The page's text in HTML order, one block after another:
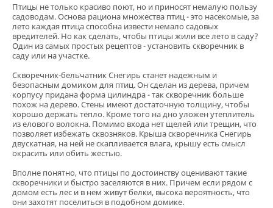
Птицы не только красиво поют, но и приносят немалую пользу
садоводам. Основа рациона множества птиц - это насекомые, за
лето каждая птица способна извести немало садовых
вредителей. Но как сделать, чтобы птицы жили все лето в саду?
Один из самых простых рецептов - установить скворечник в
саду или на участке.
Скворечник-бельчатник Снегирь станет надежным и
безопасным домиком для птиц. Он сделан из дерева, причем
корпусу придана форма цилиндра - так скворечник больше
похож на дерево. Стены имеют достаточную толщину, чтобы
хорошо держать тепло. Кроме того на дно уложен утеплитель
из елового волокна. Помимо входа нет щелей или трещин, что
позволяет избежать сквозняков. Крыша скворечника Снегирь
двускатная, на ней не скапливается влага, крышу есть смысл
окрасить или обить жестью.
Вполне понятно, что птицы по достоинству оценивают такие
скворечники и быстро заселяются в них. Причем если рядом с
домом есть лес и в нем живут белки, высока вероятность, что
они захотят поселиться в подобном домике.